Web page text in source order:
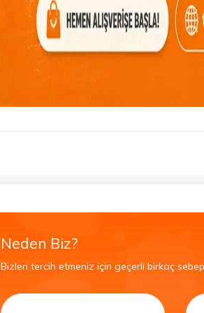
Neden Biz?
Bizleri tercih etmeniz için geçerli birkaç